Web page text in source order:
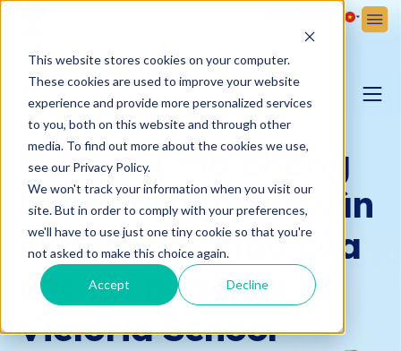
This website stores cookies on your computer.
These cookies are used to improve your website
experience and provide more personalized services
to you, both on this website and through other
media. To find out more about the cookies we use,
see our Privacy Policy.
We won't track your information when you visit our
site. But in order to comply with your preferences,
we'll have to use just one tiny cookie so that you're
not asked to make this choice again.
Accept Decline
TIN TỨC
BLOG YÊU CON
BẢN TIN VICTORIA
Hội nghị mô phỏng
Liên Hợp Quốc – sân
chơi ngoại giao của
các tài năng trẻ
Victoria School